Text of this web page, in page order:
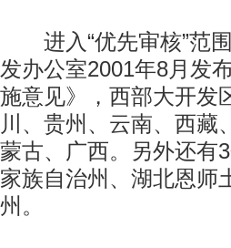
进入“优先审核”范围
发办公室2001年8月发
施意见》，西部大开发
川、贵州、云南、西藏
蒙古、广西。另外还有
家族自治州、湖北恩师
州。